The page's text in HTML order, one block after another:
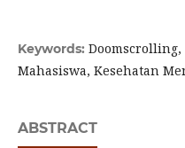
Keywords: Doomscrolling,
Mahasiswa, Kesehatan
ABSTRACT